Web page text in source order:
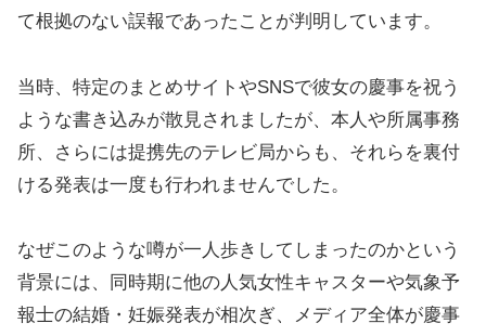
て根拠のない誤報であったことが判明しています。
当時、特定のまとめサイトやSNSで彼女の慶事を祝う
ような書き込みが散見されましたが、本人や所属事務
所、さらには提携先のテレビ局からも、それらを裏付
ける発表は一度も行われませんでした。
なぜこのような噂が一人歩きしてしまったのかという
背景には、同時期に他の人気女性キャスターや気象予
報士の結婚・妊娠発表が相次ぎ、メディア全体が慶事